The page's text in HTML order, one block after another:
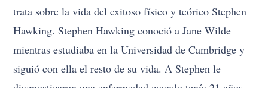
trata sobre la vida del exitoso físico y teórico Stephen
Hawking. Stephen Hawking conoció a Jane Wilde
mientras estudiaba en la Universidad de Cambridge y
siguió con ella el resto de su vida. A Stephen le